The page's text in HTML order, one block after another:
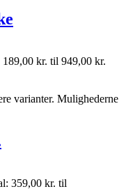
kr. til 949,00 kr.
varianter. Mulighederne
359,00 kr. til